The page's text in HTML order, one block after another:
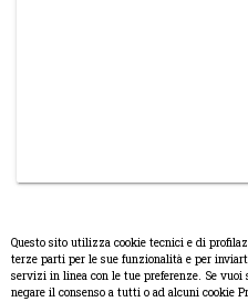
© Copyright 2008-2017
Questo sito utilizza cookie tecnici e di
terze parti per le sue funzionalità e per
servizi in linea con le tue preferenze. Se vuoi
negare il consenso a tutti o ad alcuni cookie